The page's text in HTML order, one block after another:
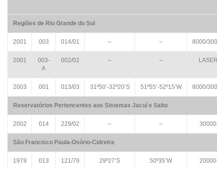
Regiões de Rio Grande do Sul
2001 003 014/01 – – 8000/
2001
003-
A
002/02 – –
2003 001 013/03 31º50’-32º20’S 51º55’-52º15’W 8000/
Reservatórios Pertencentes aos Sistemas Jacuí e Salto
2002 014 229/02 – – 30000
São Francisco Paula-Osório-Cidreira
1979 013 121/79 29º27’S 50º35’W 20000